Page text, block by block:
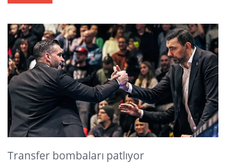
Transfer bombaları patlıyor